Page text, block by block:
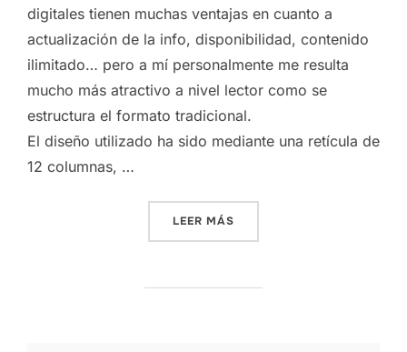
digitales tienen muchas ventajas en cuanto a
actualización de la info, disponibilidad, contenido
ilimitado… pero a mí personalmente me resulta
mucho más atractivo a nivel lector como se
estructura el formato tradicional.
El diseño utilizado ha sido mediante una retícula de
12 columnas, …
LEER MÁS